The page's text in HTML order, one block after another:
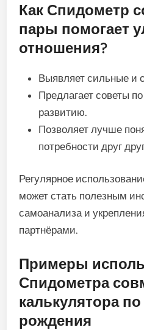
Как Спидометр
пары помогает
отношения?
Выявляет сильные и
Предлагает советы
развитию.
Позволяет лучше
потребности друг
Регулярное
может стать полезным
самоанализа и
партнёрами.
Примеры
Спидометра
калькулятора
рождения